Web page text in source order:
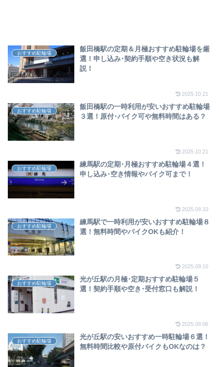
おすすめ駐輪場
飯田橋駅の定期＆月極おすすめ駐輪場を厳
選！申し込み･契約手順や空き状況も解
説！
2025.10.21
おすすめ駐輪場
飯田橋駅の一時利用が安いおすすめ駐輪場
３選！原付･バイク可や無料時間はある？
2025.10.21
おすすめ駐輪場
練馬駅の定期･月極おすすめ駐輪場４選！
申し込み･空き情報やバイク可まで！
2025.09.10
おすすめ駐輪場
練馬駅で一時利用が安いおすすめ駐輪場８
選！無料時間やバイクOKも紹介！
2025.09.10
おすすめ駐輪場
光が丘駅の月極･定期おすすめ駐輪場５
選！契約手順や空き･受付窓口も解説！
2025.09.06
おすすめ駐輪場
光が丘駅の安いおすすめ一時駐輪場６選！
無料時間比較や原付バイクもOKなのは？